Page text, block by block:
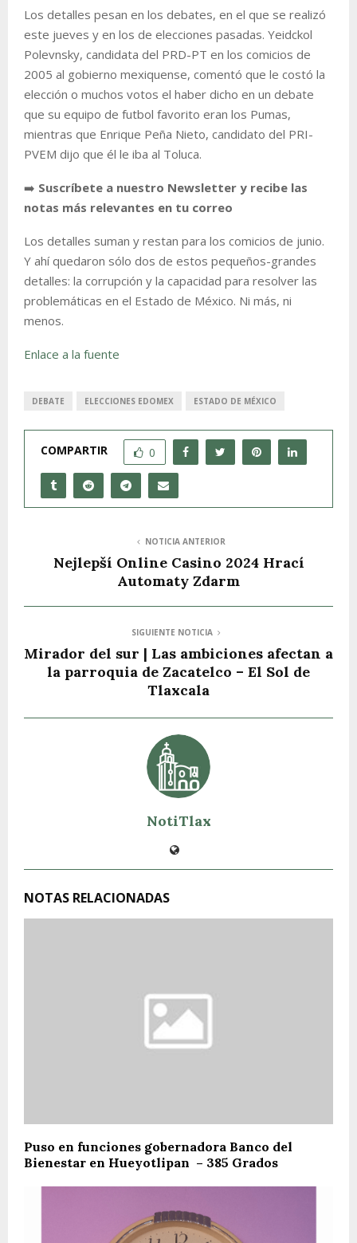
Los detalles pesan en los debates, en el que se realizó
este jueves y en los de elecciones pasadas. Yeidckol
Polevnsky, candidata del PRD-PT en los comicios de
2005 al gobierno mexiquense, comentó que le costó la
elección o muchos votos el haber dicho en un debate
que su equipo de futbol favorito eran los Pumas,
mientras que Enrique Peña Nieto, candidato del PRI-
PVEM dijo que él le iba al Toluca.
➡️ Suscríbete a nuestro Newsletter y recibe las
notas más relevantes en tu correo
Los detalles suman y restan para los comicios de junio.
Y ahí quedaron sólo dos de estos pequeños-grandes
detalles: la corrupción y la capacidad para resolver las
problemáticas en el Estado de México. Ni más, ni
menos.
Enlace a la fuente
DEBATE ELECCIONES EDOMEX ESTADO DE MÉXICO
COMPARTIR 0
NOTICIA ANTERIOR
Nejlepší Online Casino 2024️ Hrací
Automaty Zdarm
SIGUIENTE NOTICIA
Mirador del sur | Las ambiciones afectan a
la parroquia de Zacatelco – El Sol de
Tlaxcala
NotiTlax
NOTAS RELACIONADAS
Puso en funciones gobernadora Banco del
Bienestar en Hueyotlipan – 385 Grados